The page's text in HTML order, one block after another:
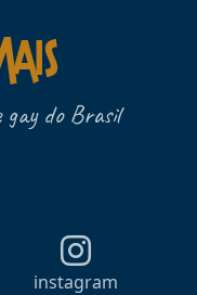
do Brasil
instagram